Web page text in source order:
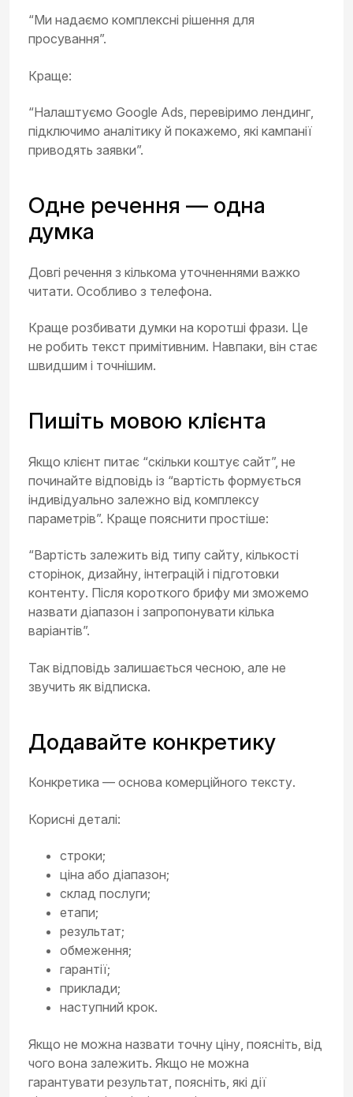
“Ми надаємо комплексні рішення для
просування”.
Краще:
“Налаштуємо Google Ads, перевіримо лендинг,
підключимо аналітику й покажемо, які кампанії
приводять заявки”.
Одне речення — одна
думка
Довгі речення з кількома уточненнями важко
читати. Особливо з телефона.
Краще розбивати думки на коротші фрази. Це
не робить текст примітивним. Навпаки, він стає
швидшим і точнішим.
Пишіть мовою клієнта
Якщо клієнт питає “скільки коштує сайт”, не
починайте відповідь із “вартість формується
індивідуально залежно від комплексу
параметрів”. Краще пояснити простіше:
“Вартість залежить від типу сайту, кількості
сторінок, дизайну, інтеграцій і підготовки
контенту. Після короткого брифу ми зможемо
назвати діапазон і запропонувати кілька
варіантів”.
Так відповідь залишається чесною, але не
звучить як відписка.
Додавайте конкретику
Конкретика — основа комерційного тексту.
Корисні деталі:
строки;
ціна або діапазон;
склад послуги;
етапи;
результат;
обмеження;
гарантії;
приклади;
наступний крок.
Якщо не можна назвати точну ціну, поясніть, від
чого вона залежить. Якщо не можна
гарантувати результат, поясніть, які дії